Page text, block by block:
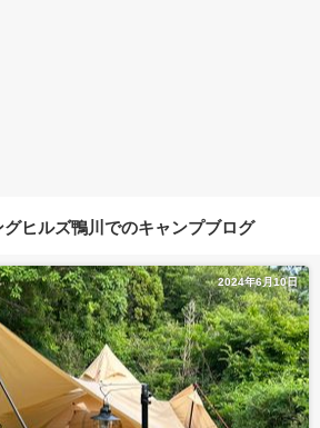
ヒルズ鴨川でのキャンプブログ
2024年6月10日